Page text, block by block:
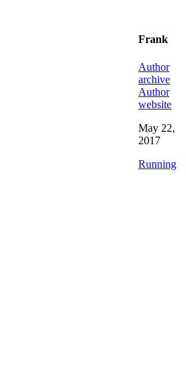
Frank
Author
archive
Author
website
May 22,
2017
Running